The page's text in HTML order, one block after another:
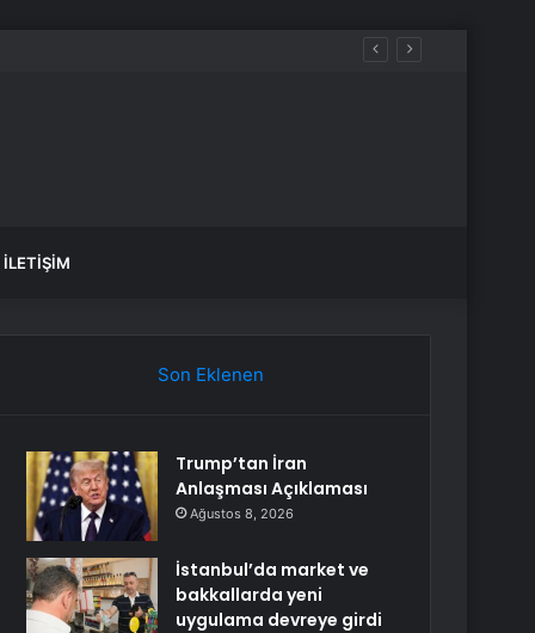
İLETIŞIM
Son Eklenen
Trump’tan İran
Anlaşması Açıklaması
Ağustos 8, 2026
İstanbul’da market ve
bakkallarda yeni
uygulama devreye girdi